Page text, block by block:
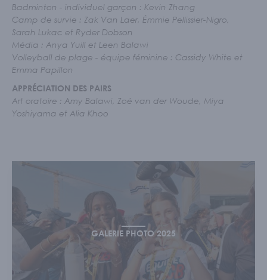
Badminton - individuel garçon : Kevin Zhang
Camp de survie : Zak Van Laer, Émmie Pellissier-Nigro,
Sarah Lukac et Ryder Dobson
Média : Anya Yuill et Leen Balawi
Volleyball de plage - équipe féminine : Cassidy White et
Emma Papillon
APPRÉCIATION DES PAIRS
Art oratoire : Amy Balawi, Zoé van der Woude, Miya
Yoshiyama et Alia Khoo
GALERIE PHOTO 2025